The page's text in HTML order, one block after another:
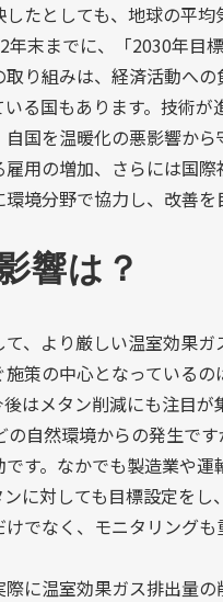
たとしても、地球の平
年末までに、「2030年目
り組みは、経済活動へ
る国もあります。技術
国を温暖化の悪影響か
用の増加、さらには国
境分野で協力し、改善
響は？
、より厳しい温室効果
策の中心となっている
後はメタン削減にも注目
の自然環境からの発生で
す。なかでも製造業や運
に対しても目標設定を
でなく、モニタリング
に温室効果ガス排出量